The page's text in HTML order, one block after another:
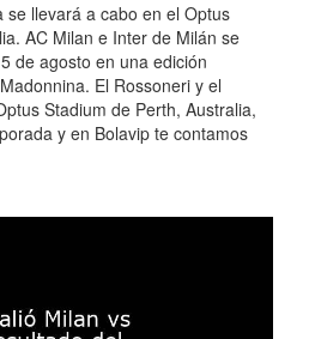
se llevará a cabo en el Optus
AC Milan e Inter de Milán se
de agosto en una edición
El Rossoneri y el
Stadium de Perth, Australia,
y en Bolavip te contamos